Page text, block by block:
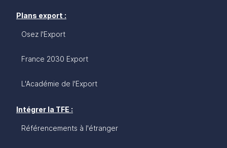
Plans export :
Osez l'Export
France 2030 Export
L'Académie de l'Export
Intégrer la TFE :
Référencements à l'étranger